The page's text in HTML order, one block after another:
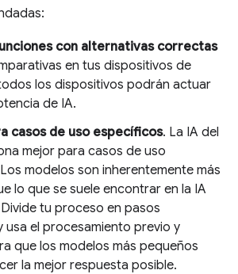
con alternativas correctas
en tus dispositivos de
los dispositivos podrán actuar
de IA.
casos de uso específicos. La IA del
mejor para casos de uso
modelos son inherentemente más
lo que se suele encontrar en la IA
tu proceso en pasos
usa el procesamiento previo y
que los modelos más pequeños
la mejor respuesta posible.